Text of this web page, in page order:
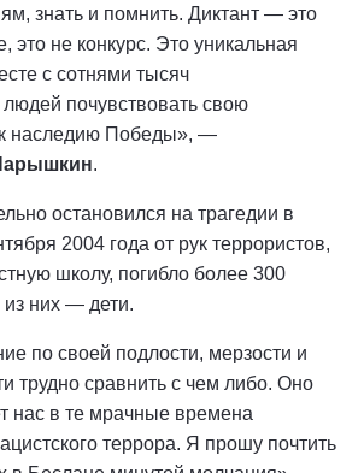
знать и помнить. Диктант — это
это не конкурс. Это уникальная
с сотнями тысяч
почувствовать свою
к наследию Победы», —
.
остановился на трагедии в
2004 года от рук террористов,
школу, погибло более 300
них — дети.
по своей подлости, мерзости и
трудно сравнить с чем либо. Оно
нас в те мрачные времена
террора. Я прошу почтить